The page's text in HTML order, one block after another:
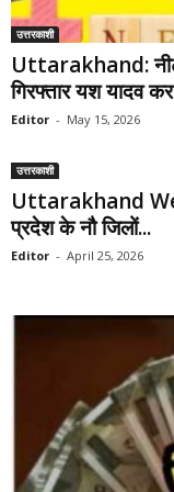
उत्तरकाशी
Uttarakhand:
गिरफ्तार यश यादव
Editor - May 15, 2026
उत्तरकाशी
Uttarakhand
प्रदेश के नौ जिलों...
Editor - April 25, 2026